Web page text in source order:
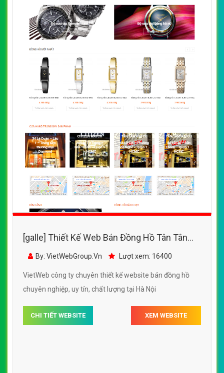
[galle] Thiết Kế Web Bán Đồng Hồ Tân Tân
đẹp, chuyên nghiệp chuẩn SEO
By: VietWebGroup.Vn Lượt xem: 16400
VietWeb công ty chuyên thiết kế website bán đồng hồ
chuyên nghiệp, uy tín, chất lượng tại Hà Nội
CHI TIẾT WEBSITE XEM WEBSITE